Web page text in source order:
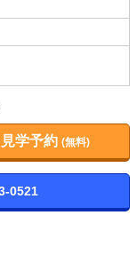
見学予約(無料)
0521